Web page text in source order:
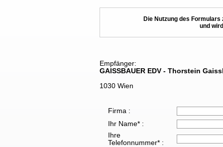
Die Nutzung des
und
Empfänger:
GAISSBAUER EDV - Thorstein
1030 Wien
Firma :
Ihr Name* :
Ihre
Telefonnummer* :